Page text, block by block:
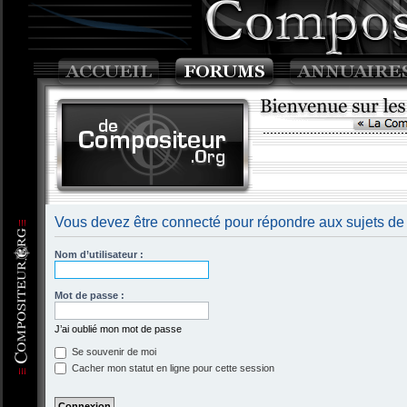
Vous devez être connecté pour répondre aux sujets de
Nom d’utilisateur :
Mot de passe :
J’ai oublié mon mot de passe
Se souvenir de moi
Cacher mon statut en ligne pour cette session